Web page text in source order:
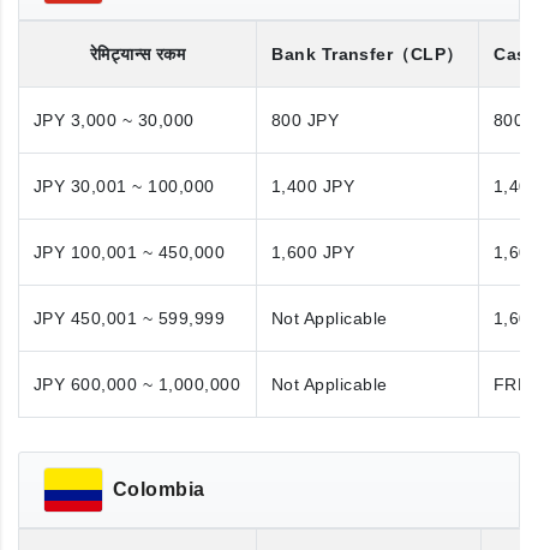
रेमिट्यान्स रकम Bank Transfer（CLP）
JPY 3,000 ~ 30,000 800 JPY 800
JPY 30,001 ~ 100,000 1,400 JPY
JPY 100,001 ~ 450,000 1,600 JPY
JPY 450,001 ~ 599,999 Not Applicable
JPY 600,000 ~ 1,000,000 Not Applicable
Colombia